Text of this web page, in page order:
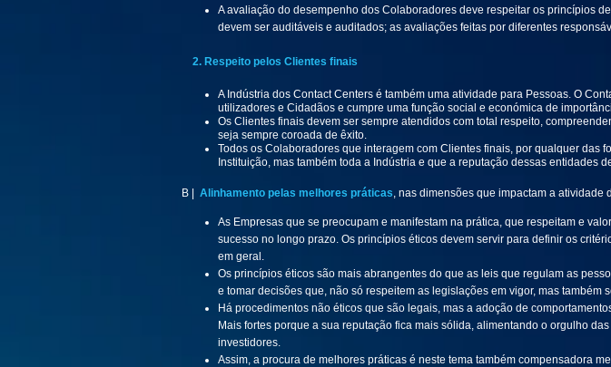
A avaliação do desempenho dos Colaboradores deve respeitar os princípios
devem ser auditáveis e auditados; as avaliações feitas por diferentes
2. Respeito pelos Clientes finais
A Indústria dos Contact Centers é também uma atividade para Pessoas. O
utilizadores e Cidadãos e cumpre uma função social e económica de
Os Clientes finais devem ser sempre atendidos com total respeito,
seja sempre coroada de êxito.
Todos os Colaboradores que interagem com Clientes finais, por qualquer das
Instituição, mas também toda a Indústria e que a reputação dessas entidades
B | Alinhamento pelas melhores práticas, nas dimensões que impactam a atividade
As Empresas que se preocupam e manifestam na prática, que respeitam e
sucesso no longo prazo. Os princípios éticos devem servir para definir os
em geral.​
Os princípios éticos são mais abrangentes do que as leis que regulam as
e tomar decisões que, não só respeitem as legislações em vigor, mas também
Há procedimentos não éticos que são legais, mas a adoção de
Mais fortes porque a sua reputação fica mais sólida, alimentando o orgulho
investidores.
Assim, a procura de melhores práticas é neste tema também compensadora